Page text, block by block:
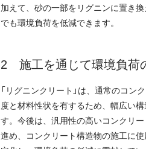
加えて、砂の一部をリグニンに置き
でも環境負荷を低減できます。
施工を通じて環境負荷
「リグニンクリート」は、通常のコン
度と材料性状を有するため、幅広い
す。今後は、汎用性の高いコンクリ
進め、コンクリート構造物の施工に